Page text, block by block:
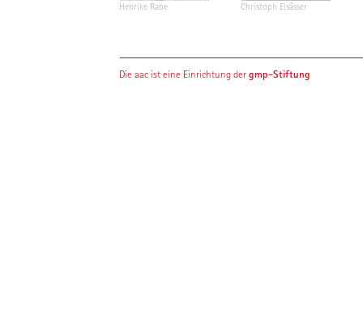
Henrike Rabe Christoph Elsässer
Die aac ist eine Einrichtung dergmp-Stiftung